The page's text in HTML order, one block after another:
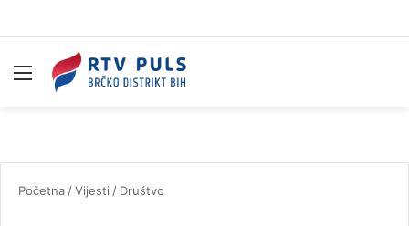
Izbornik
Početna /Vijesti / Društvo